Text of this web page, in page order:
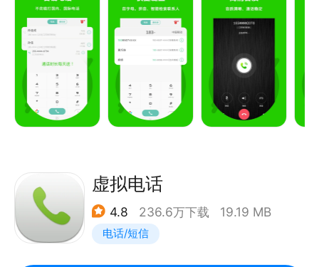
赚钱： 邀请好友使用，可获得充值抽成，支持提现~
【功能亮点】
➊—免费打电话
可免费拨打电话，手机停机也能打，无需消耗手机话
费！
哦~
➌—电话录音
重要电话一键录音，一键导出，十分便捷~
➍—流量消耗少
虚拟电话
4.8 236.6万下载 19.19 MB
电话/短信